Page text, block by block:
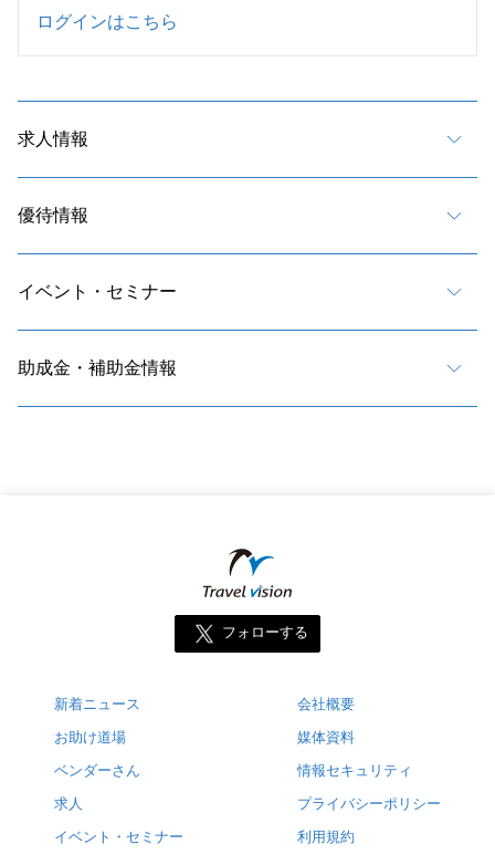
ログインはこちら
求人情報
優待情報
イベント・セミナー
助成金・補助金情報
フォローする
新着ニュース
お助け道場
ベンダーさん
求人
イベント・セミナー
会社概要
媒体資料
情報セキュリティ
プライバシーポリシー
利用規約